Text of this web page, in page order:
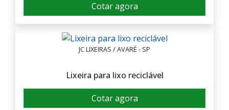
Cotar agora
JC LIXEIRAS / AVARÉ - SP
Lixeira para lixo reciclável
Cotar agora